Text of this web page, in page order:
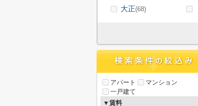
大正(68)
アパート
マンション
一戸建て
▼賃料